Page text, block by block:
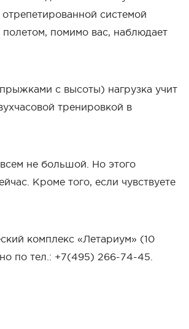
системой
помимо вас, наблюдает
с высоты) нагрузка учит
тренировкой в
не большой. Но этого
Кроме того, если чувствуете
комплекс «Летариум» (10
по тел.: +7(495) 266-74-45.